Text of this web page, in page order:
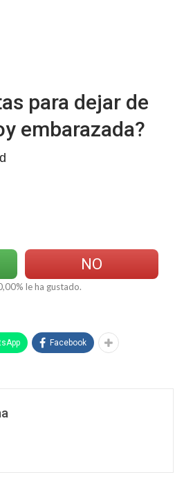
para dejar de
embarazada?
NO
% le ha gustado.
Facebook